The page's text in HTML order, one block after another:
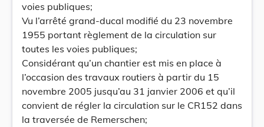
voies publiques;
Vu l’arrêté grand-ducal modifié du 23 novembre
1955 portant règlement de la circulation sur
toutes les voies publiques;
Considérant qu’un chantier est mis en place à
l’occasion des travaux routiers à partir du 15
novembre 2005 jusqu’au 31 janvier 2006 et qu’il
convient de régler la circulation sur le CR152 dans
la traversée de Remerschen;